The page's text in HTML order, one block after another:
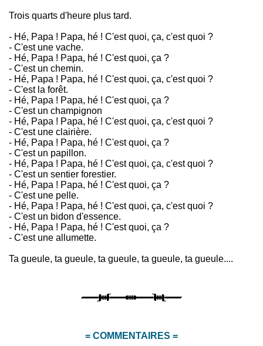
Trois quarts d'heure plus tard.
- Hé, Papa ! Papa, hé ! C'est quoi, ça, c'est quoi ?
- C'est une vache.
- Hé, Papa ! Papa, hé ! C'est quoi, ça ?
- C'est un chemin.
- Hé, Papa ! Papa, hé ! C'est quoi, ça, c'est quoi ?
- C'est la forêt.
- Hé, Papa ! Papa, hé ! C'est quoi, ça ?
- C'est un champignon
- Hé, Papa ! Papa, hé ! C'est quoi, ça, c'est quoi ?
- C'est une clairière.
- Hé, Papa ! Papa, hé ! C'est quoi, ça ?
- C'est un papillon.
- Hé, Papa ! Papa, hé ! C'est quoi, ça, c'est quoi ?
- C'est un sentier forestier.
- Hé, Papa ! Papa, hé ! C'est quoi, ça ?
- C'est une pelle.
- Hé, Papa ! Papa, hé ! C'est quoi, ça, c'est quoi ?
- C'est un bidon d'essence.
- Hé, Papa ! Papa, hé ! C'est quoi, ça ?
- C'est une allumette.
Ta gueule, ta gueule, ta gueule, ta gueule, ta gueule....
= COMMENTAIRES =